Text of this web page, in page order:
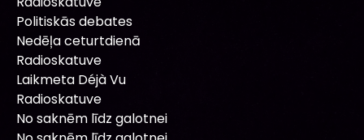
Politiskās debates
Nedēļa ceturtdienā
Radioskatuve
Laikmeta Déjà Vu
Radioskatuve
No saknēm līdz galotnei